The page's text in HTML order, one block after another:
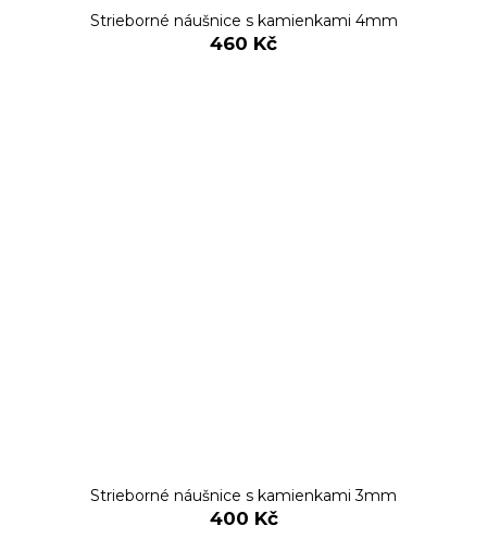
Strieborné náušnice s kamienkami 4mm
460 Kč
Strieborné náušnice s kamienkami 3mm
400 Kč